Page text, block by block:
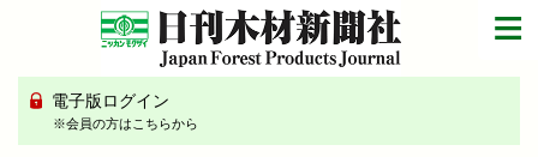
電子版ログイン
※会員の方はこちらから